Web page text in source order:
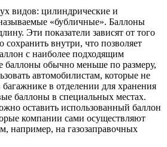
видов: цилиндрические и
«бубличные». Баллоны
Эти показатели зависят от того
сохранить внутри, что позволяет
с наиболее подходящим
баллоны обычно меньше по размеру,
автомобилистам, которые не
в отделении для хранения
баллоны в специальных местах.
оставить использованный баллон
компании сами осуществляют
например, на газозаправочных